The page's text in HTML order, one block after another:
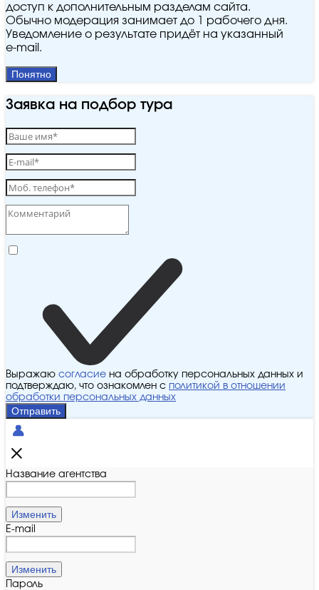
доступ к дополнительным разделам сайта.
Обычно модерация занимает до 1 рабочего дня.
Уведомление о результате придёт на указанный
e‑mail.
Понятно
Заявка на подбор тура
Выражаю согласие на обработку персональных данных и
подтверждаю, что ознакомлен с политикой в отношении
обработки персональных данных
Отправить
Название агентства
Изменить
E-mail
Изменить
Пароль